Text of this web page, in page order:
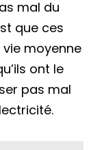
mal du
que ces
moyenne
ont le
pas mal